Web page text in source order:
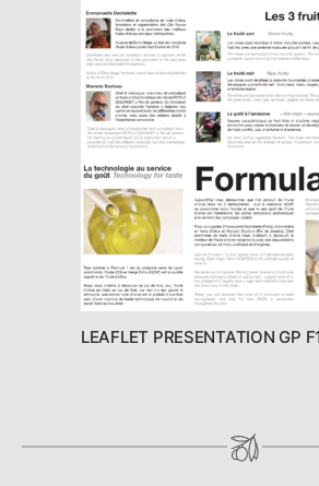
LEAFLET PRESENTATION GP